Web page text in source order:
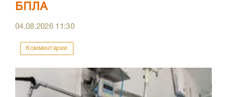
БПЛА
04.08.2026 11:30
Комментарии